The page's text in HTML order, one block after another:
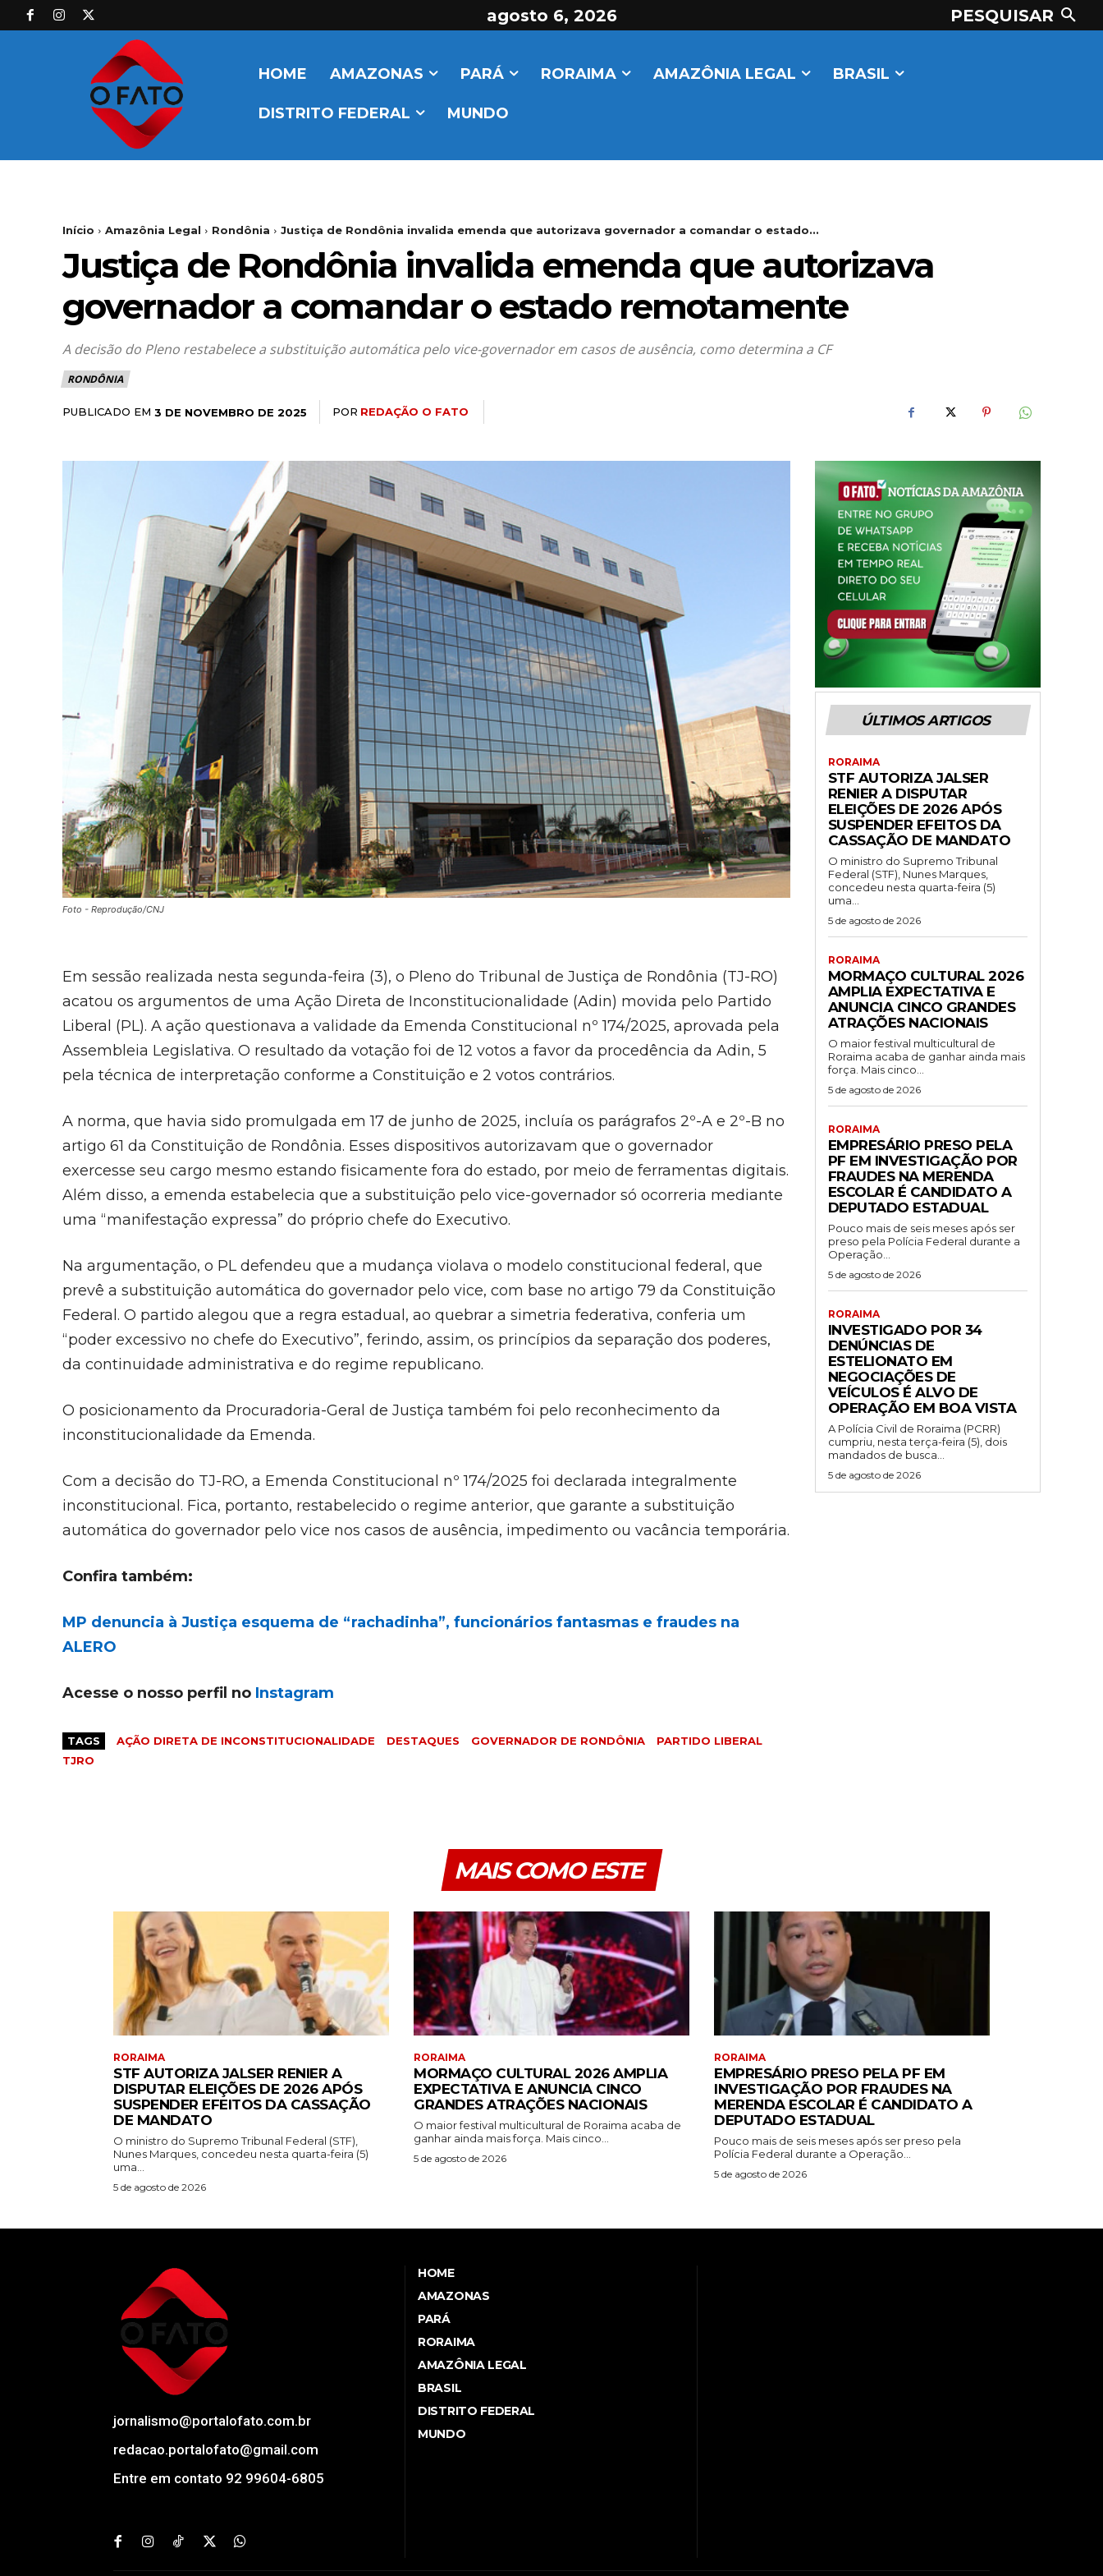
agosto 6, 2026 PESQUISAR
HOME AMAZONAS PARÁ RORAIMA AMAZÔNIA LEGAL BRASIL
DISTRITO FEDERAL MUNDO
Início Amazônia Legal Rondônia Justiça de Rondônia invalida emenda que autorizava governador a comandar o estado...
Justiça de Rondônia invalida emenda que autorizava
governador a comandar o estado remotamente
A decisão do Pleno restabelece a substituição automática pelo vice-governador em casos de ausência, como determina a CF
RONDÔNIA
PUBLICADO EM 3 DE NOVEMBRO DE 2025 POR REDAÇÃO O FATO
Foto - Reprodução/CNJ
Em sessão realizada nesta segunda-feira (3), o Pleno do Tribunal de Justiça de Rondônia (TJ-RO)
acatou os argumentos de uma Ação Direta de Inconstitucionalidade (Adin) movida pelo Partido
Liberal (PL). A ação questionava a validade da Emenda Constitucional nº 174/2025, aprovada pela
Assembleia Legislativa. O resultado da votação foi de 12 votos a favor da procedência da Adin, 5
pela técnica de interpretação conforme a Constituição e 2 votos contrários.
A norma, que havia sido promulgada em 17 de junho de 2025, incluía os parágrafos 2º-A e 2º-B no
artigo 61 da Constituição de Rondônia. Esses dispositivos autorizavam que o governador
exercesse seu cargo mesmo estando fisicamente fora do estado, por meio de ferramentas digitais.
Além disso, a emenda estabelecia que a substituição pelo vice-governador só ocorreria mediante
uma “manifestação expressa” do próprio chefe do Executivo.
Na argumentação, o PL defendeu que a mudança violava o modelo constitucional federal, que
prevê a substituição automática do governador pelo vice, com base no artigo 79 da Constituição
Federal. O partido alegou que a regra estadual, ao quebrar a simetria federativa, conferia um
“poder excessivo no chefe do Executivo”, ferindo, assim, os princípios da separação dos poderes,
da continuidade administrativa e do regime republicano.
O posicionamento da Procuradoria-Geral de Justiça também foi pelo reconhecimento da
inconstitucionalidade da Emenda.
Com a decisão do TJ-RO, a Emenda Constitucional nº 174/2025 foi declarada integralmente
inconstitucional. Fica, portanto, restabelecido o regime anterior, que garante a substituição
automática do governador pelo vice nos casos de ausência, impedimento ou vacância temporária.
Confira também:
MP denuncia à Justiça esquema de “rachadinha”, funcionários fantasmas e fraudes na
ALERO
Acesse o nosso perfil no Instagram
TAGS AÇÃO DIRETA DE INCONSTITUCIONALIDADE DESTAQUES GOVERNADOR DE RONDÔNIA
PARTIDO LIBERAL
TJRO
ÚLTIMOS ARTIGOS
RORAIMA
STF AUTORIZA JALSER
RENIER A DISPUTAR
ELEIÇÕES DE 2026 APÓS
SUSPENDER EFEITOS DA
CASSAÇÃO DE MANDATO
O ministro do Supremo Tribunal
Federal (STF), Nunes Marques,
concedeu nesta quarta-feira (5)
uma...
5 de agosto de 2026
RORAIMA
MORMAÇO CULTURAL 2026
AMPLIA EXPECTATIVA E
ANUNCIA CINCO GRANDES
ATRAÇÕES NACIONAIS
O maior festival multicultural de
Roraima acaba de ganhar ainda mais
força. Mais cinco...
5 de agosto de 2026
RORAIMA
EMPRESÁRIO PRESO PELA
PF EM INVESTIGAÇÃO POR
FRAUDES NA MERENDA
ESCOLAR É CANDIDATO A
DEPUTADO ESTADUAL
Pouco mais de seis meses após ser
preso pela Polícia Federal durante a
Operação...
5 de agosto de 2026
RORAIMA
INVESTIGADO POR 34
DENÚNCIAS DE
ESTELIONATO EM
NEGOCIAÇÕES DE
VEÍCULOS É ALVO DE
OPERAÇÃO EM BOA VISTA
A Polícia Civil de Roraima (PCRR)
cumpriu, nesta terça-feira (5), dois
mandados de busca...
5 de agosto de 2026
MAIS COMO ESTE
RORAIMA
STF AUTORIZA JALSER RENIER A
DISPUTAR ELEIÇÕES DE 2026 APÓS
SUSPENDER EFEITOS DA CASSAÇÃO
DE MANDATO
O ministro do Supremo Tribunal Federal (STF),
Nunes Marques, concedeu nesta quarta-feira (5)
uma...
5 de agosto de 2026
RORAIMA
MORMAÇO CULTURAL 2026 AMPLIA
EXPECTATIVA E ANUNCIA CINCO
GRANDES ATRAÇÕES NACIONAIS
O maior festival multicultural de Roraima acaba de
ganhar ainda mais força. Mais cinco...
5 de agosto de 2026
RORAIMA
EMPRESÁRIO PRESO PELA PF EM
INVESTIGAÇÃO POR FRAUDES NA
MERENDA ESCOLAR É CANDIDATO A
DEPUTADO ESTADUAL
Pouco mais de seis meses após ser preso pela
Polícia Federal durante a Operação...
5 de agosto de 2026
jornalismo@portalofato.com.br
redacao.portalofato@gmail.com
Entre em contato 92 99604-6805
HOME
AMAZONAS
PARÁ
RORAIMA
AMAZÔNIA LEGAL
BRASIL
DISTRITO FEDERAL
MUNDO